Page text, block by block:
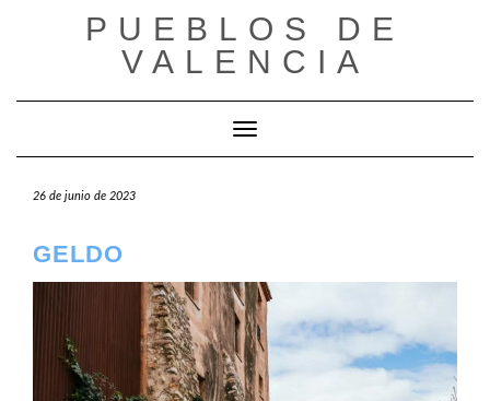
PUEBLOS DE
VALENCIA
Cambiar modo de navegación
26 de junio de 2023
GELDO